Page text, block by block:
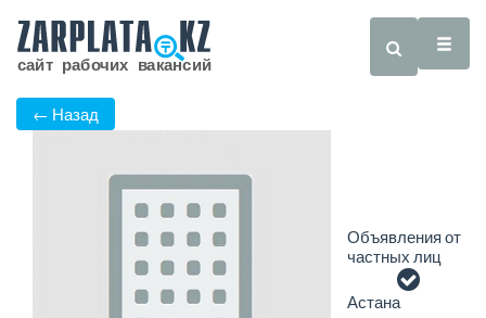
← Назад
Объявления от
частных лиц
Астана